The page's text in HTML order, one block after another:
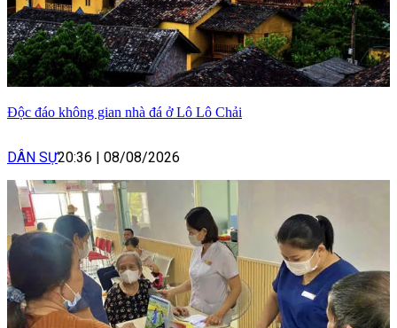
Độc đáo không gian nhà đá ở Lô Lô Chải
DÂN SỰ20:36 08/08/2026